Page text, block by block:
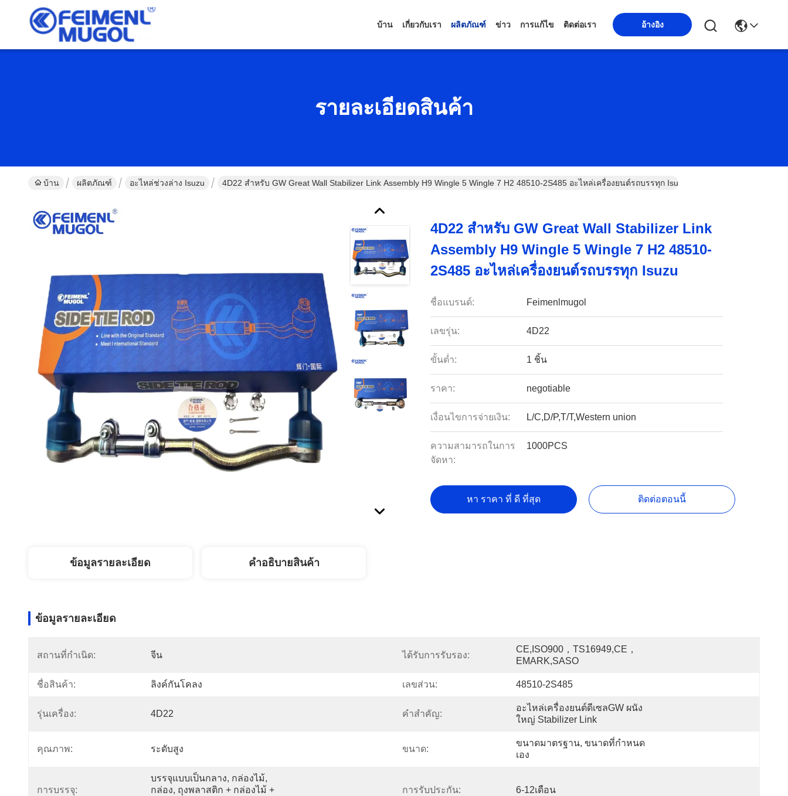
บ้าน เกี่ยวกับเรา ผลิตภัณฑ์ ข่าว การแก้ไข ติดต่อเรา อ้างอิง
รายละเอียดสินค้า
บ้าน ผลิตภัณฑ์ อะไหล่ช่วงล่าง Isuzu 4D22 สําหรับ GW Great Wall Stabilizer Link Assembly H9 Wingle 5 Wingle 7 H2 48510-2S485 อะไหล่เครื่องยนต์รถบรรทุก Isuzu
4D22 สําหรับ GW Great Wall Stabilizer Link
Assembly H9 Wingle 5 Wingle 7 H2 48510-
2S485 อะไหล่เครื่องยนต์รถบรรทุก Isuzu
ชื่อแบรนด์: Feimenlmugol
เลขรุ่น: 4D22
ขั้นต่ำ: 1 ชิ้น
ราคา: negotiable
เงื่อนไขการจ่ายเงิน: L/C,D/P,T/T,Western union
ความสามารถในการ
จัดหา:
1000PCS
หา ราคา ที่ ดี ที่สุด ติดต่อตอนนี้
ข้อมูลรายละเอียด คําอธิบายสินค้า
ข้อมูลรายละเอียด
สถานที่กำเนิด: จีน ได้รับการรับรอง:
CE,ISO900，TS16949,CE，
EMARK,SASO
ชื่อสินค้า: ลิงค์กันโคลง เลขส่วน: 48510-2S485
รุ่นเครื่อง: 4D22 คำสำคัญ:
อะไหล่เครื่องยนต์ดีเซลGW ผนัง
ใหญ่ Stabilizer Link
คุณภาพ: ระดับสูง ขนาด:
ขนาดมาตรฐาน, ขนาดที่กำหนด
เอง
การบรรจุ:
บรรจุแบบเป็นกลาง, กล่องไม้,
กล่อง, ถุงพลาสติก + กล่องไม้ +
การรับประกัน: 6-12เดือน